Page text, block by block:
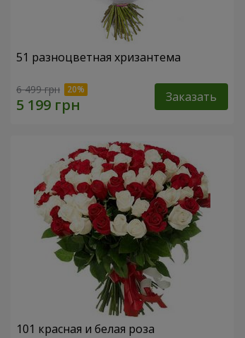
51 разноцветная хризантема
6 499 грн Заказать
101 красная и белая роза